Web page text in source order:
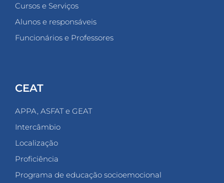
Cursos e Serviços
Alunos e responsáveis
Funcionários e Professores
CEAT
APPA, ASFAT e GEAT
Intercâmbio
Localização
Proficiência
Programa de educação socioemocional